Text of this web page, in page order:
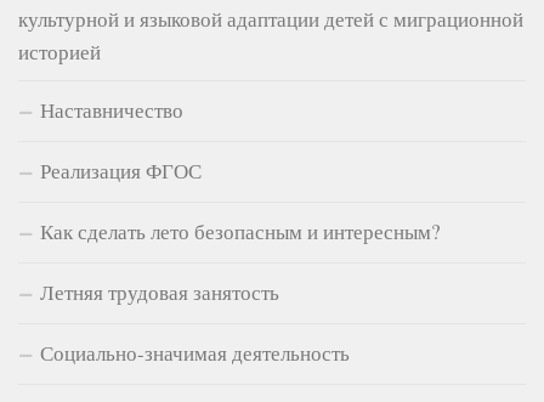
культурной и языковой адаптации детей с миграционной
историей
Наставничество
Реализация ФГОС
Как сделать лето безопасным и интересным?
Летняя трудовая занятость
Социально-значимая деятельность